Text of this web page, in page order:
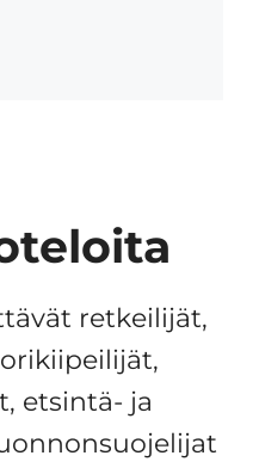
retkeilijät,
etsintä- ja